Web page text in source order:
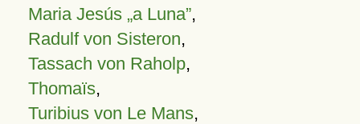
Maria Jesús „a Luna”,
Radulf von Sisteron,
Tassach von Raholp,
Thomaïs,
Turibius von Le Mans,